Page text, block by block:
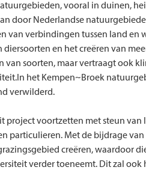
vooral in duinen,
door Nederlandse
van verbindingen tussen land en
diersoorten en het creëren van
van soorten, maar vertraagt ook
het Kempen~Broek
verwilderd.
project voortzetten met steun van
particulieren. Met de bijdrage
creëren, waardoor
verder toeneemt. Dit zal